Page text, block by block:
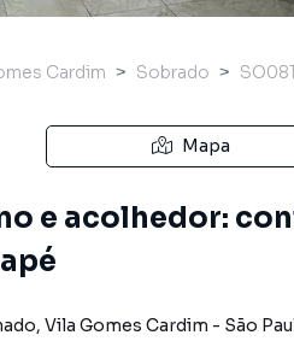
Cardim Sobrado
Mapa
e acolhedor:
, Vila Gomes Cardim - São